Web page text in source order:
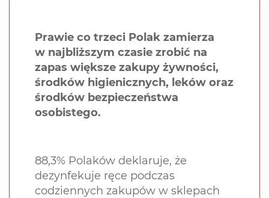
Prawie co trzeci Polak zamierza
w najbliższym czasie zrobić na
zapas większe zakupy żywności,
środków higienicznych, leków oraz
środków bezpieczeństwa
osobistego.
88,3% Polaków deklaruje, że
dezynfekuje ręce podczas
codziennych zakupów w sklepach